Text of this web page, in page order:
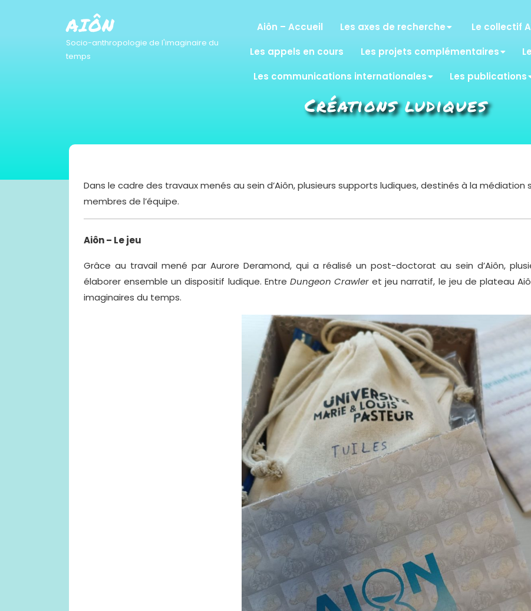
AIÔN
Socio-anthropologie de l'imaginaire du
temps
Aiôn – Accueil Les axes de recherche Le collectif
Les appels en cours
Les projets complémentaires
Les communications internationales
Les publications
Créations ludiques
Dans le cadre des travaux menés au sein d’Aiôn, plusieurs supports ludiques, destinés à la
membres de l’équipe.
Aiôn – Le jeu
Grâce au travail mené par Aurore Deramond, qui a réalisé un post-doctorat au sein d’Aiôn,
élaborer ensemble un dispositif ludique. Entre Dungeon Crawleret jeu narratif, le jeu de plateau
imaginaires du temps.